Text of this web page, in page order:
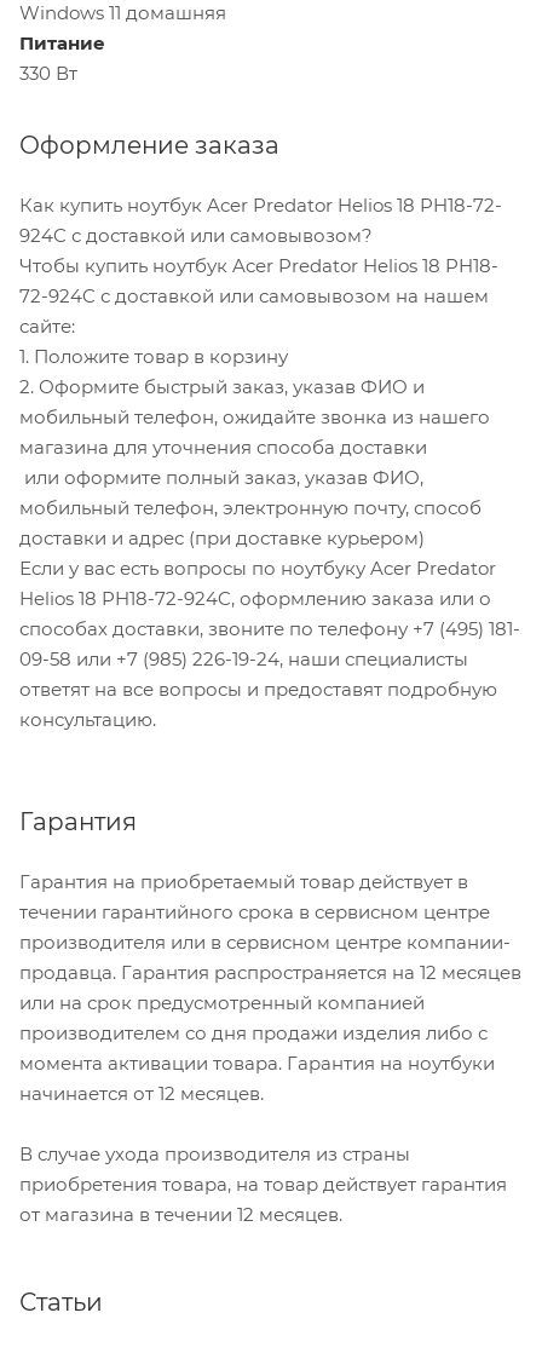
Windows 11 домашняя
Питание
330 Вт
Оформление заказа
Как купить ноутбук Acer Predator Helios 18 PH18-72-
924C с доставкой или самовывозом?
Чтобы купить ноутбук Acer Predator Helios 18 PH18-
72-924C с доставкой или самовывозом на нашем
сайте:
1. Положите товар в корзину
2. Оформите быстрый заказ, указав ФИО и
мобильный телефон, ожидайте звонка из нашего
магазина для уточнения способа доставки
или оформите полный заказ, указав ФИО,
мобильный телефон, электронную почту, способ
доставки и адрес (при доставке курьером)
Если у вас есть вопросы по ноутбуку Acer Predator
Helios 18 PH18-72-924C, оформлению заказа или о
способах доставки, звоните по телефону +7 (495) 181-
09-58 или +7 (985) 226-19-24, наши специалисты
ответят на все вопросы и предоставят подробную
консультацию.
Гарантия
Гарантия на приобретаемый товар действует в
течении гарантийного срока в сервисном центре
производителя или в сервисном центре компании-
продавца. Гарантия распространяется на 12 месяцев
или на срок предусмотренный компанией
производителем со дня продажи изделия либо с
момента активации товара. Гарантия на ноутбуки
начинается от 12 месяцев.
В случае ухода производителя из страны
приобретения товара, на товар действует гарантия
от магазина в течении 12 месяцев.
Статьи